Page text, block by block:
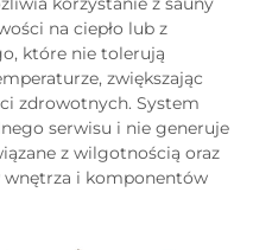
na ciepło lub z
które nie tolerują
zwiększając
zdrowotnych. System
serwisu i nie generuje
z wilgotnością oraz
wnętrza i komponentów